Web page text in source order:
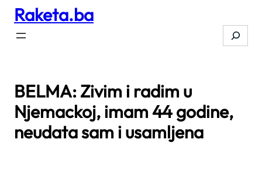
Skip
content
Raketa.ba
Search
BELMA: Zivim i radim u
Njemackoj, imam 44 godine,
neudata sam i usamljena